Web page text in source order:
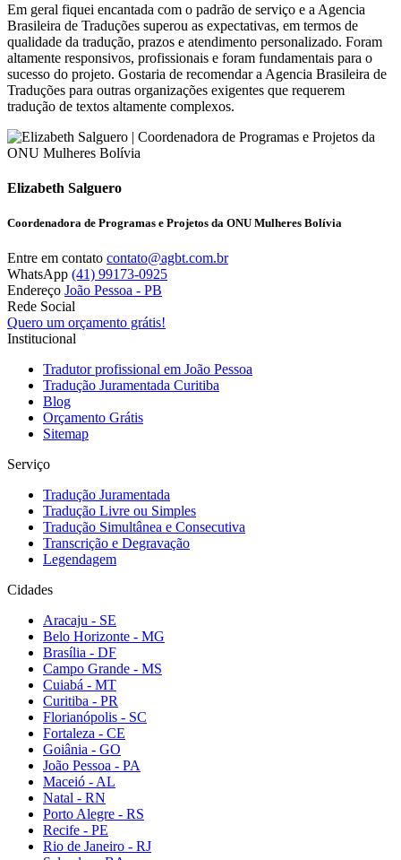
Em geral fiquei encantada com o padrão de serviço e a Agencia
Brasileira de Traduções superou as expectativas, em termos de
qualidade da tradução, prazos e atendimento personalizado. Foram
altamente responsivos, profissionais e foram fundamentais para o
sucesso do projeto. Gostaria de recomendar a Agencia Brasileira de
Traduções para outras organizações exigentes que requerem
tradução de textos altamente complexos.
Elizabeth Salguero
Coordenadora de Programas e Projetos da ONU Mulheres Bolívia
Entre em contato contato@agbt.com.br
WhatsApp (41) 99173-0925
Endereço João Pessoa - PB
Rede Social
Quero um orçamento grátis!
Institucional
Tradutor profissional em João Pessoa
Tradução Juramentada Curitiba
Blog
Orçamento Grátis
Sitemap
Serviço
Tradução Juramentada
Tradução Livre ou Simples
Tradução Simultânea e Consecutiva
Transcrição e Degravação
Legendagem
Cidades
Aracaju - SE
Belo Horizonte - MG
Brasília - DF
Campo Grande - MS
Cuiabá - MT
Curitiba - PR
Florianópolis - SC
Fortaleza - CE
Goiânia - GO
João Pessoa - PA
Maceió - AL
Natal - RN
Porto Alegre - RS
Recife - PE
Rio de Janeiro - RJ